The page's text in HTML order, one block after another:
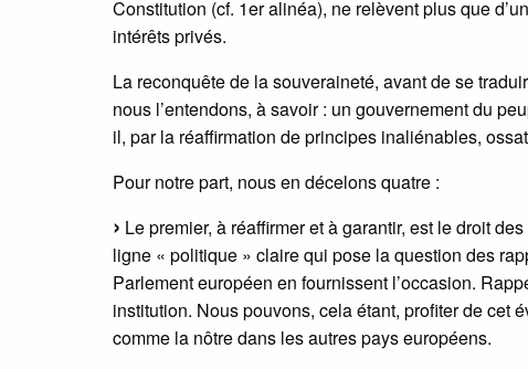
Constitution (cf. 1er alinéa), ne relèvent plus que
intérêts privés.
La reconquête de la souveraineté, avant de se
nous l’entendons, à savoir : un gouvernement du
il, par la réaffirmation de principes inaliénables,
Pour notre part, nous en décelons quatre :
Le premier, à réaffirmer et à garantir, est le droit
ligne « politique » claire qui pose la question des
Parlement européen en fournissent l’occasion.
institution. Nous pouvons, cela étant, profiter de cet
comme la nôtre dans les autres pays européens.